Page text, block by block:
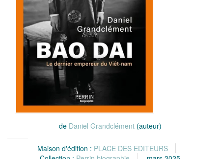
de Daniel Grandclément(auteur)
Maison d'édition : PLACE DES EDITEURS